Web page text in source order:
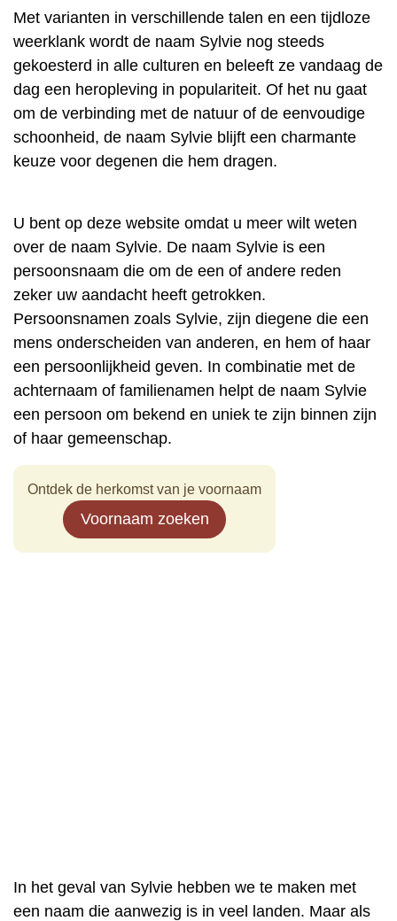
Met varianten in verschillende talen en een tijdloze
weerklank wordt de naam Sylvie nog steeds
gekoesterd in alle culturen en beleeft ze vandaag de
dag een heropleving in populariteit. Of het nu gaat
om de verbinding met de natuur of de eenvoudige
schoonheid, de naam Sylvie blijft een charmante
keuze voor degenen die hem dragen.
U bent op deze website omdat u meer wilt weten
over de naam Sylvie. De naam Sylvie is een
persoonsnaam die om de een of andere reden
zeker uw aandacht heeft getrokken.
Persoonsnamen zoals Sylvie, zijn diegene die een
mens onderscheiden van anderen, en hem of haar
een persoonlijkheid geven. In combinatie met de
achternaam of familienamen helpt de naam Sylvie
een persoon om bekend en uniek te zijn binnen zijn
of haar gemeenschap.
Ontdek de herkomst van je voornaam
Voornaam zoeken
In het geval van Sylvie hebben we te maken met
een naam die aanwezig is in veel landen. Maar als